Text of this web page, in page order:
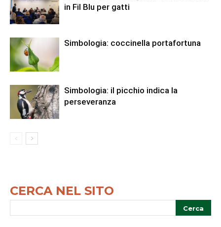
in Fil Blu per gatti
Simbologia: coccinella portafortuna
Simbologia: il picchio indica la
perseveranza
CERCA NEL SITO